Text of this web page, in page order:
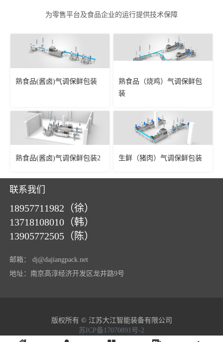
为零售平台及食品企业的运行提供技术保障
熟食品(酱卤)气调保鲜包装
熟食品（烧鸡）气调保鲜包
装
熟食品(酱卤)气调保鲜包装2 生鲜（猪肉）气调保鲜包装
联系我们
18957711982（徐）
13718108010（韩）
13905772505（陈）
邮箱：
dj@dajiangpack.net
地址：南京高淳经济开发区龙井路9号
版权所有 © 江苏大江智能装备有限公司
苏ICP备17070891号-2
苏公网安备32011802010215